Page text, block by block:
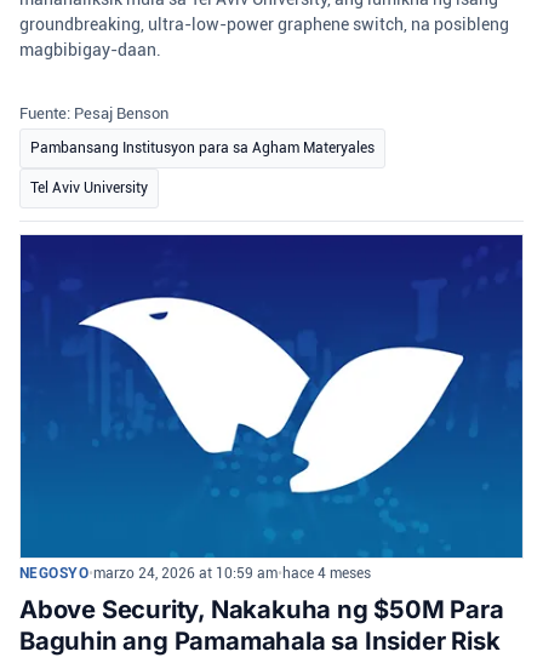
groundbreaking, ultra-low-power graphene switch, na posibleng
magbibigay-daan.
Fuente: Pesaj Benson
Pambansang Institusyon para sa Agham Materyales
Tel Aviv University
NEGOSYO•marzo 24, 2026 at 10:59 am• hace 4 meses
Above Security, Nakakuha ng $50M Para
Baguhin ang Pamamahala sa Insider Risk